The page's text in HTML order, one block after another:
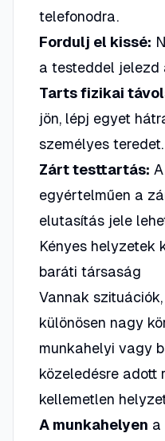
telefonodra.
Fordulj el kissé:
a testeddel
Tarts fizikai
jön, lépj egyet
személyes teredet.
Zárt testtartás:
egyértelműen a
elutasítás jele
Kényes helyzetek
baráti társaság
Vannak
különösen nagy
munkahelyi vagy
közeledésre adott
kellemetlen
A munkahelyen a